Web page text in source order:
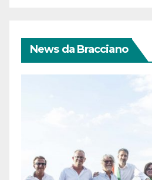
News da Bracciano